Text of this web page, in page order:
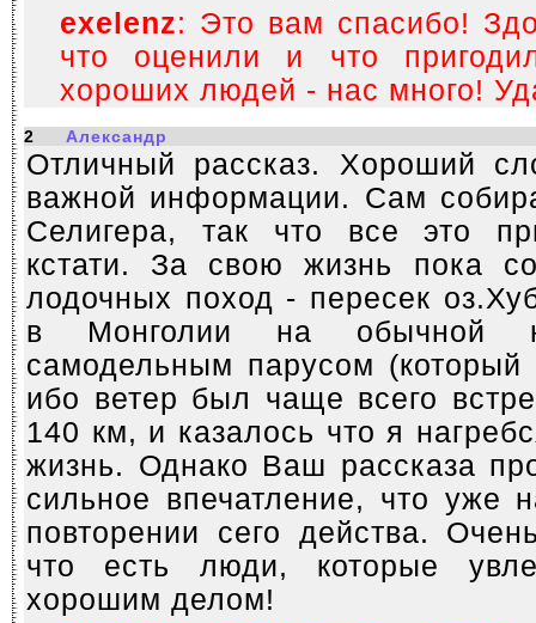
exelenz: Это вам спасибо!
что оценили и что
хороших людей - нас много!
2 Александр
Отличный рассказ. Хороший
важной информации. Сам
Селигера, так что все это
кстати. За свою жизнь пока
лодочных поход - пересек
в Монголии на обычной
самодельным парусом (который
ибо ветер был чаще всего
140 км, и казалось что я
жизнь. Однако Ваш рассказа
сильное впечатление, что уже
повторении сего действа.
что есть люди, которые
хорошим делом!